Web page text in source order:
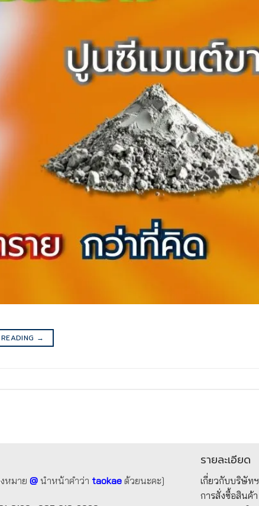
→
หมาย @ นำหน้าคำว่า taokae ด้วยนะคะ]
รายละเอียด
เกี่ยวกับบริษัทฯ
การสั่งซื้อสินค้า